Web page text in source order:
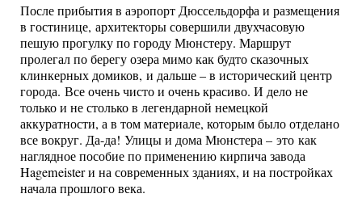
После прибытия в аэропорт Дюссельдорфа и размещения
в гостинице, архитекторы совершили двухчасовую
пешую прогулку по городу Мюнстеру. Маршрут
пролегал по берегу озера мимо как будто сказочных
клинкерных домиков, и дальше – в исторический центр
города. Все очень чисто и очень красиво. И дело не
только и не столько в легендарной немецкой
аккуратности, а в том материале, которым было отделано
все вокруг. Да-да! Улицы и дома Мюнстера – это как
наглядное пособие по применению кирпича завода
Hagemeister и на современных зданиях, и на постройках
начала прошлого века.